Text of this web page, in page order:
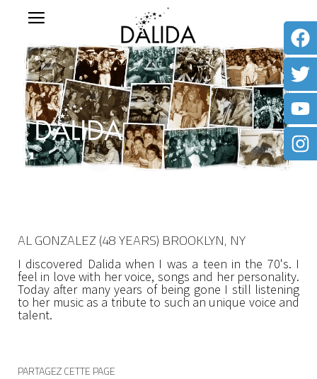
AL GONZALEZ (48 YEARS) BROOKLYN, NY
I discovered Dalida when I was a teen in the 70's. I
feel in love with her voice, songs and her personality.
Today after many years of being gone I still listening
to her music as a tribute to such an unique voice and
talent.
PARTAGEZ CETTE PAGE